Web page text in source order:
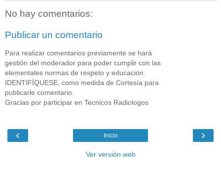
No hay comentarios:
Publicar un comentario
Para realizar comentarios previamente se hará
gestión del moderador para poder cumplir con las
elementales normas de respeto y educación.
IDENTIFÍQUESE, como medida de Cortesía para
publicarle comentario.
Gracias por participar en Tecnicos Radiologos
‹ ›
Inicio
Ver versión web